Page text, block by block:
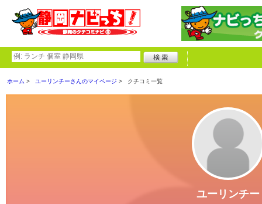
ホーム ユーリンチーさんのマイページ クチコミ一覧
ユーリンチー